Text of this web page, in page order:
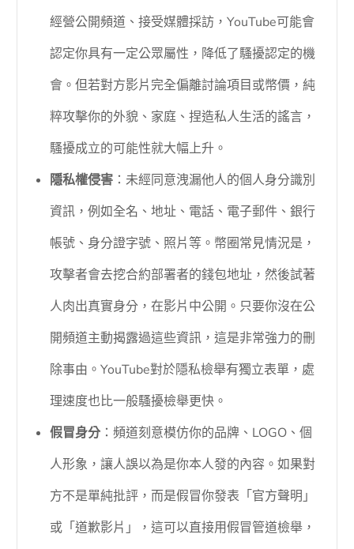
經營公開頻道、接受媒體採訪，YouTube可能會
認定你具有一定公眾屬性，降低了騷擾認定的機
會。但若對方影片完全偏離討論項目或幣價，純
粹攻擊你的外貌、家庭、捏造私人生活的謠言，
騷擾成立的可能性就大幅上升。
隱私權侵害 ：未經同意洩漏他人的個人身分識別
資訊，例如全名、地址、電話、電子郵件、銀行
帳號、身分證字號、照片等。幣圈常見情況是，
攻擊者會去挖合約部署者的錢包地址，然後試著
人肉出真實身分，在影片中公開。只要你沒在公
開頻道主動揭露過這些資訊，這是非常強力的刪
除事由。YouTube對於隱私檢舉有獨立表單，處
理速度也比一般騷擾檢舉更快。
假冒身分：頻道刻意模仿你的品牌、LOGO、個
人形象，讓人誤以為是你本人發的內容。如果對
方不是單純批評，而是假冒你發表「官方聲明」
或「道歉影片」，這可以直接用假冒管道檢舉，